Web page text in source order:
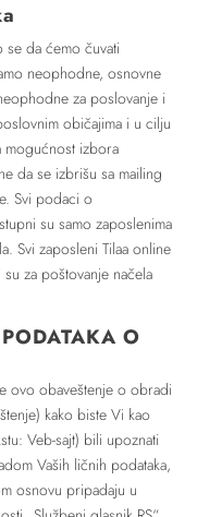
se da ćemo čuvati
neophodne, osnovne
za poslovanje i
običajima i u cilju
mogućnost izbora
da se izbrišu sa mailing
Svi podaci o
su samo zaposlenima
Svi zaposleni Tilaa online
za poštovanje načela
O
ovo obaveštenje o obradi
kako biste Vi kao
Veb-sajt) bili upoznati
Vaših ličnih podataka,
osnovu pripadaju u